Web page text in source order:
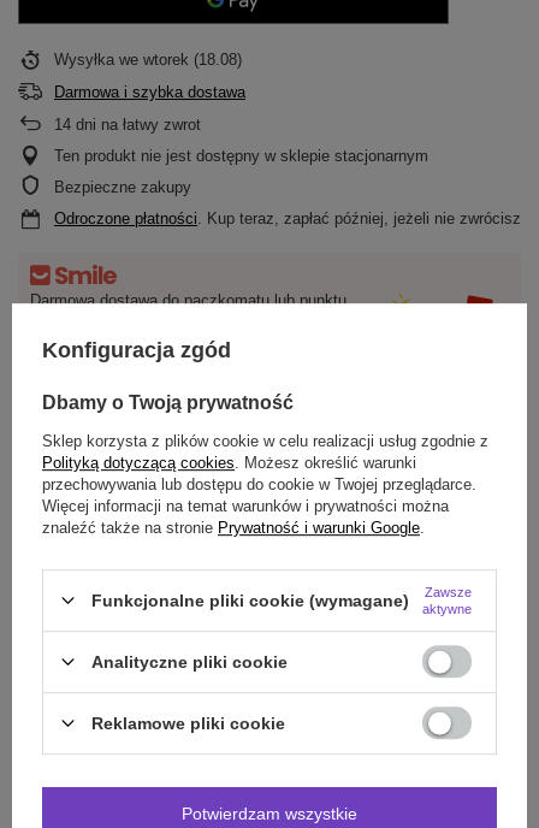
Wysyłka we wtorek (18.08)
Darmowa i szybka dostawa
14 dni na łatwy zwrot
Ten produkt nie jest dostępny w sklepie stacjonarnym
Bezpieczne zakupy
Odroczone płatności. Kup teraz, zapłać później, jeżeli nie zwrócisz
Darmowa dostawa do paczkomatu lub punktu
OPIS
SZCZEGÓŁOWE DANE
OPINIE (0)
Potrzebujesz pomocy? Masz pytania?
Zadaj pytanie a my odpowiemy niezwłocznie,
Konfiguracja zgód
Dbamy o Twoją prywatność
Sklep korzysta z plików cookie w celu realizacji usług zgodnie z
Polityką dotyczącą cookies . Możesz określić warunki
przechowywania lub dostępu do cookie w Twojej przeglądarce.
Więcej informacji na temat warunków i prywatności można
znaleźć także na stronie Prywatność i warunki Google
Funkcjonalne pliki cookie (wymagane)
Zawsze
aktywne
Analityczne pliki cookie
Reklamowe pliki cookie
Potwierdzam wszystkie